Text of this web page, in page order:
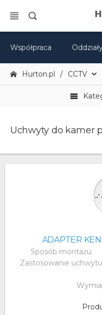
Współpraca
Hurton.pl CCTV
Uchwyty do kamer
ADAPTER
Sposób montażu:
Zastosowanie